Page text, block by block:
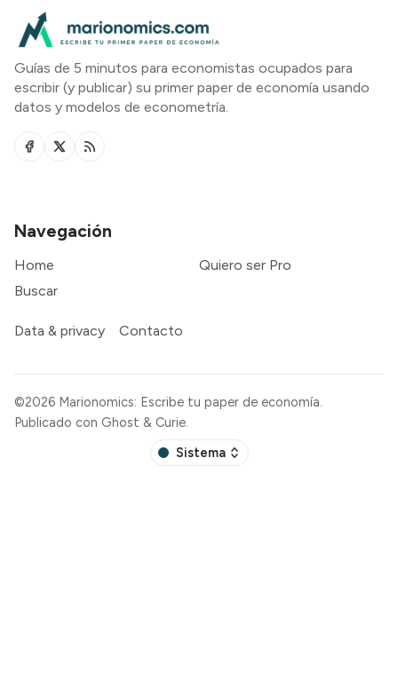
Guías de 5 minutos para economistas ocupados para
escribir (y publicar) su primer paper de economía usando
datos y modelos de econometría.
Navegación
Home
Quiero ser Pro
Buscar
Data & privacy Contacto
©2026 Marionomics: Escribe tu paper de economía.
Publicado con Ghost & Curie.